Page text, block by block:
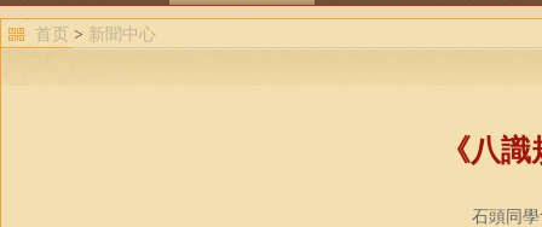
首页 > 新聞中心
《八
石頭同學